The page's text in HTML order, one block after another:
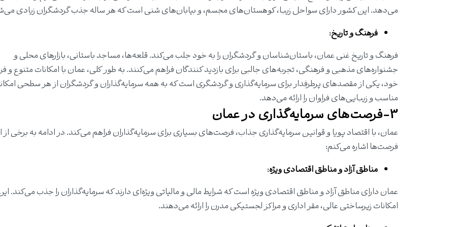
می‌دهد. این کشور دارای سواحل زیبا، کوهستان‌های مجسم، و بیابان‌های شنی است که هر ساله جذب گردشگران زیادی
فرهنگ و تاریخ:
فرهنگ و تاریخ غنی عمان، باستان‌شناسان و گردشگران را به خود جلب می‌کند. قلعه‌ها، مساجد باستانی، بازارهای محلی و
جشنواره‌های مذهبی و فرهنگی، تجربه‌های جالبی برای بازدید کنندگان فراهم می‌کنند. به طور کلی، عمان با امکانات متنوع و
خود، یکی از مقصدهای پرطرفدار برای سرمایه‌گذاری و گردشگری است که به همه سرمایه‌گذاران و گردشگران از هر سطحی
مناسب و زیبایی‌های فراوان را ارائه می‌دهد.
3-فرصت‌های سرمایه‌گذاری در عمان
عمان، با اقتصاد پویا و قوانین سرمایه‌گذاری جذاب، فرصت‌های بسیاری برای سرمایه‌گذاران فراهم می‌کند. در ادامه به برخی از
فرصت‌ها اشاره می‌کنم:
مناطق آزاد و مناطق اقتصادی ویژه:
عمان دارای مناطق آزاد و مناطق اقتصادی ویژه است که شرایط مالی و مالیاتی ویژه‌ای دارند که سرمایه‌گذاران را جذب می‌کند.
امکانات زیرساختی عالی، مقر اداری و مراکز لجستیکی مدرن را ارائه می‌دهند.